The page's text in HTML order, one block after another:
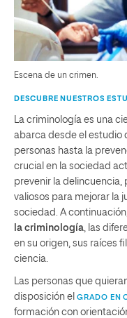
Escena de un crimen.
DESCUBRE NUESTROS
La criminología es una
abarca desde el estudio
personas hasta la
crucial en la sociedad
prevenir la
valiosos para mejorar la
sociedad. A
la criminología , las
en su origen, sus raíces
ciencia.
Las personas que
disposición el GRADO EN
formación con